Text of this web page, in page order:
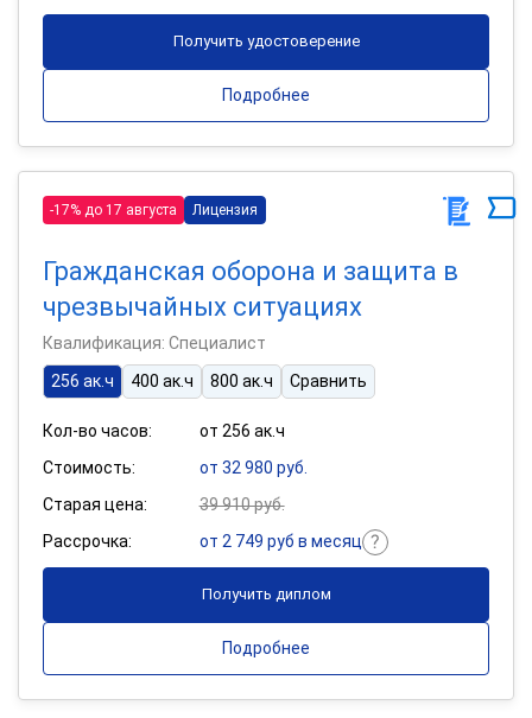
Получить удостоверение
Подробнее
-17% до 17 августа Лицензия
Гражданская оборона и защита в
чрезвычайных ситуациях
Квалификация: Специалист
256 ак.ч
400 ак.ч 800 ак.ч Сравнить
Кол-во часов:
от 256 ак.ч
Стоимость:
от 32 980 руб.
Старая цена:
39 910 руб.
Рассрочка:
от 2 749 руб в месяц
Получить диплом
Подробнее